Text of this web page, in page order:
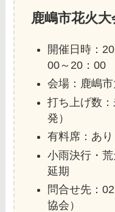
鹿嶋市花火大
開催日時：
00～20：00
会場：鹿嶋市
打ち上げ数
発）
有料席：あり
小雨決行・
延期
問合せ先：
協会）